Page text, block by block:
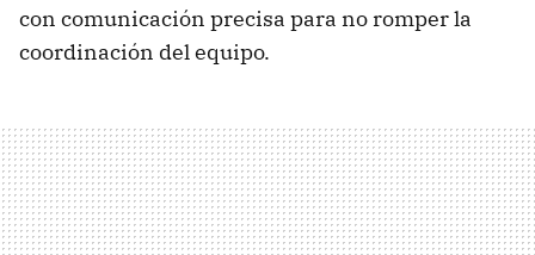
con comunicación precisa para no romper la
coordinación del equipo.